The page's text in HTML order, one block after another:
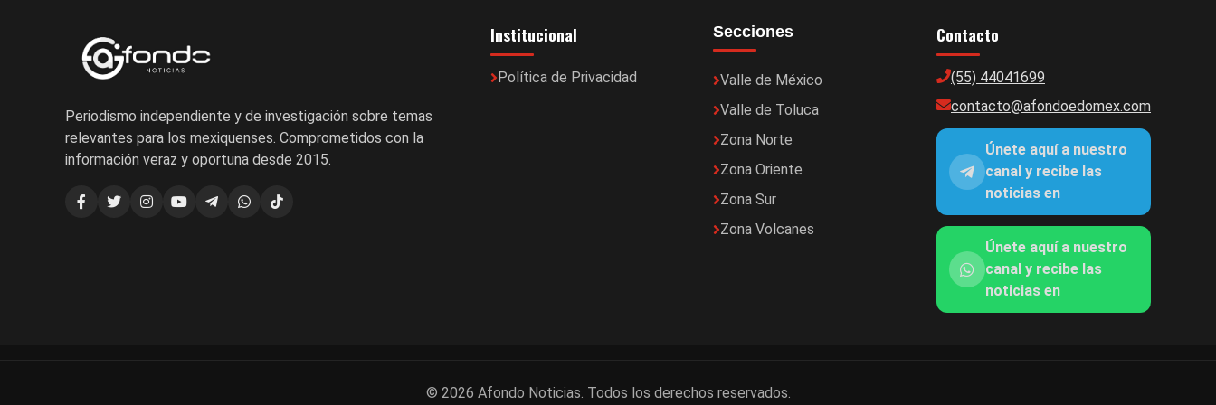
Periodismo independiente y de investigación sobre temas
relevantes para los mexiquenses. Comprometidos con la
información veraz y oportuna desde 2015.
Institucional
Política de Privacidad
Secciones
Valle de México
Valle de Toluca
Zona Norte
Zona Oriente
Zona Sur
Zona Volcanes
Contacto
(55) 44041699
contacto@afondoedomex.com
Únete aquí a nuestro
canal y recibe las
noticias en
Únete aquí a nuestro
canal y recibe las
noticias en
© 2026 Afondo Noticias. Todos los derechos reservados.